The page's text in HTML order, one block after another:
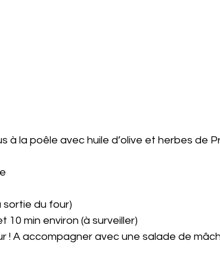
à la poêle avec huile d’olive et herbes de
sortie du four)
10 min environ (à surveiller)
! A accompagner avec une salade de